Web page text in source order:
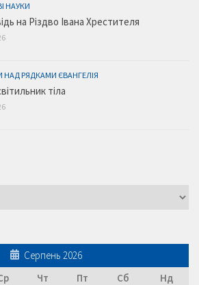
НАУКИ
на Різдво Івана Хрестителя
НАД РЯДКАМИ ЄВАНГЕЛІЯ
тіла
Серпень 2026
Чт Пт Сб
Нд